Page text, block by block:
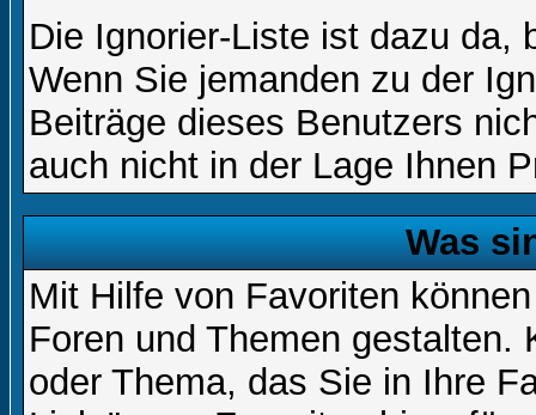
Die Ignorier-Liste ist dazu da,
Wenn Sie jemanden zu der
Beiträge dieses Benutzers
auch nicht in der Lage Ihnen
Was
Mit Hilfe von Favoriten
Foren und Themen
oder Thema, das Sie in Ihre